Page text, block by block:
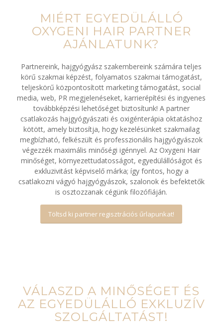
MIÉRT EGYEDÜLÁLLÓ
OXYGENI HAIR PARTNER
AJÁNLATUNK?
Partnereink, hajgyógyász szakembereink számára teljes
körű szakmai képzést, folyamatos szakmai támogatást,
teljeskörű központosított marketing támogatást, social
media, web, PR megjelenéseket, karrierépítési és ingyenes
továbbképzési lehetőséget biztosítunk! A partner
csatlakozás hajgyógyászati és oxigénterápia oktatáshoz
kötött, amely biztosítja, hogy kezelésünket szakmailag
megbízható, felkészült és professzionális hajgyógyászok
végezzék maximális minőségi igénnyel. Az Oxygeni Hair
minőséget, környezettudatosságot, egyedülállóságot és
exkluzivitást képviselő márka; így fontos, hogy a
csatlakozni vágyó hajgyógyászok, szalonok és befektetők
is osztozzanak cégünk filozófiáján.
Töltsd ki partner regisztrációs űrlapunkat!
VÁLASZD A MINŐSÉGET ÉS
AZ EGYEDÜLÁLLÓ EXKLUZÍV
SZOLGÁLTATÁST!